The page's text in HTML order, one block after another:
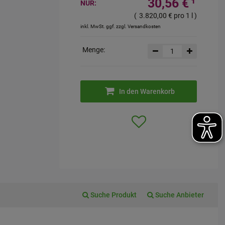
NUR: 30,56 € ¹
inkl. MwSt. ggf. zzgl. Versandkosten
( 3.820,00 € pro 1 l )
Menge:
In den Warenkorb
Suche Produkt Suche Anbieter